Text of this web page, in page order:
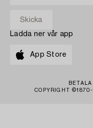
Ladda ner vår app
App Store
COPYRIGHT